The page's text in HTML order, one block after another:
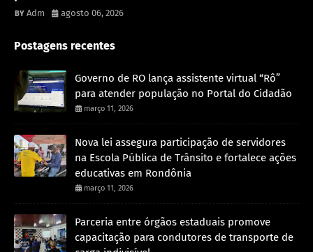
Adm agosto 06, 2026
Postagens recentes
Governo de RO lança assistente virtual “Rô”
para atender população no Portal do Cidadão
março 11, 2026
Nova lei assegura participação de servidores
na Escola Pública de Trânsito e fortalece ações
educativas em Rondônia
março 11, 2026
Parceria entre órgãos estaduais promove
capacitação para condutores de transporte de